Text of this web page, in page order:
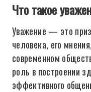
Что такое
Уважение — это
человека, его
современном
роль в построении
эффективного